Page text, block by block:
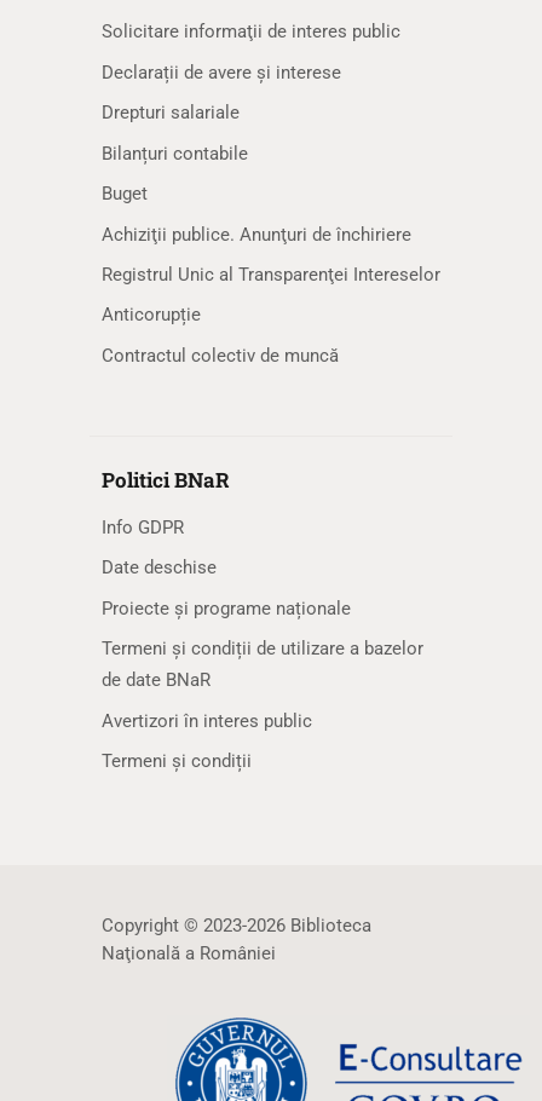
Solicitare informaţii de interes public
Declarații de avere și interese
Drepturi salariale
Bilanțuri contabile
Buget
Achiziţii publice. Anunţuri de închiriere
Registrul Unic al Transparenţei Intereselor
Anticorupție
Contractul colectiv de muncă
Politici BNaR
Info GDPR
Date deschise
Proiecte și programe naționale
Termeni și condiții de utilizare a bazelor
de date BNaR
Avertizori în interes public
Termeni și condiții
Copyright © 2023-2026 Biblioteca
Naţională a României